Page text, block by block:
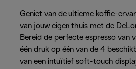
Geniet van de ultieme koffie-
van jouw eigen thuis met de
Bereid de perfecte espresso van
één druk op één van de 4
van een intuïtief soft-touch